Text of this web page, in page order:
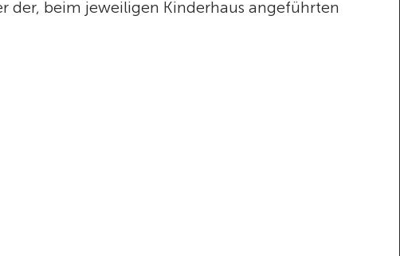
der, beim jeweiligen Kinderhaus angeführten